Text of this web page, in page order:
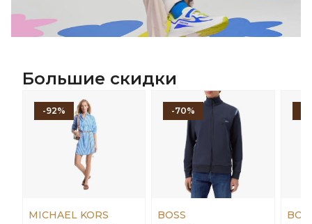
Большие скидки
-92%
MICHAEL KORS
-70%
BOSS